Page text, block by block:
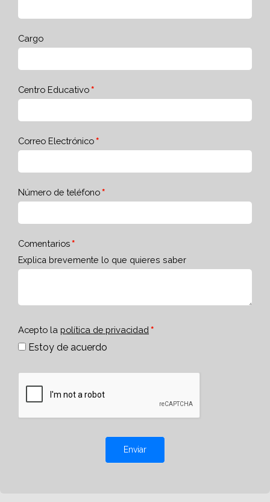
Cargo
Centro Educativo
Correo Electrónico
Número de teléfono
Comentarios
Explica brevemente lo que quieres saber
Acepto la política de privacidad
Estoy de acuerdo
Enviar